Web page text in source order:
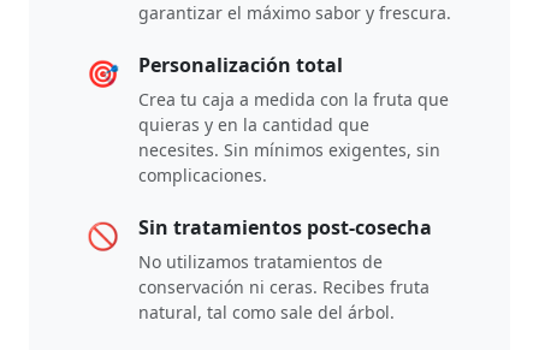
garantizar el máximo sabor y frescura.
🎯 Personalización total
Crea tu caja a medida con la fruta que
quieras y en la cantidad que
necesites. Sin mínimos exigentes, sin
complicaciones.
🚫 Sin tratamientos post-cosecha
No utilizamos tratamientos de
conservación ni ceras. Recibes fruta
natural, tal como sale del árbol.